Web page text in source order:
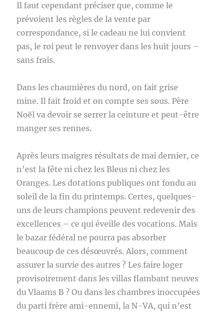
Il faut cependant préciser que, comme le
prévoient les règles de la vente par
correspondance, si le cadeau ne lui convient
pas, le roi peut le renvoyer dans les huit jours –
sans frais.
Dans les chaumières du nord, on fait grise
mine. Il fait froid et on compte ses sous. Père
Noël va devoir se serrer la ceinture et peut-être
manger ses rennes.
Après leurs maigres résultats de mai dernier, ce
n’est la fête ni chez les Bleus ni chez les
Oranges. Les dotations publiques ont fondu au
soleil de la fin du printemps. Certes, quelques-
uns de leurs champions peuvent redevenir des
excellences – ce qui éveille des vocations. Mais
le bazar fédéral ne pourra pas absorber
beaucoup de ces désœuvrés. Alors, comment
assurer la survie des autres ? Les faire loger
provisoirement dans les villas flambant neuves
du Vlaams B ? Ou dans les chambres inoccupées
du parti frère ami-ennemi, la N-VA, qui n’est